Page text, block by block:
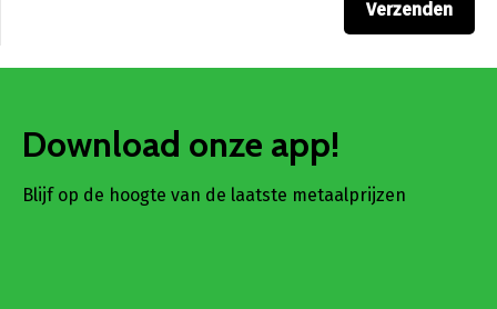
Download onze app!
Blijf op de hoogte van de laatste metaalprijzen